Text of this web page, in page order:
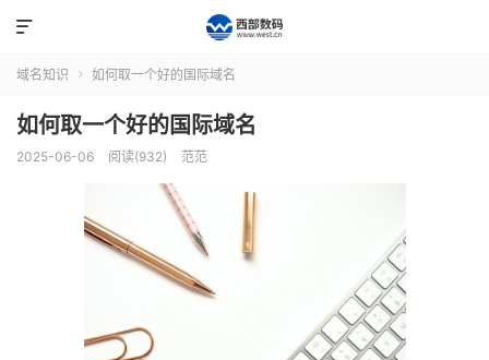

域名知识  如何取一个好的国际域名
如何取一个好的国际域名
2025-06-06 阅读(932) 范范